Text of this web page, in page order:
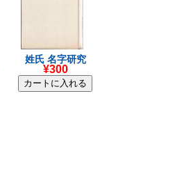
姓氏 名字研究
¥300